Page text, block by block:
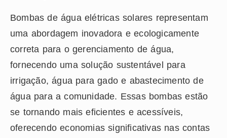
Bombas de água elétricas solares representam
uma abordagem inovadora e ecologicamente
correta para o gerenciamento de água,
fornecendo uma solução sustentável para
irrigação, água para gado e abastecimento de
água para a comunidade. Essas bombas estão
se tornando mais eficientes e acessíveis,
oferecendo economias significativas nas contas